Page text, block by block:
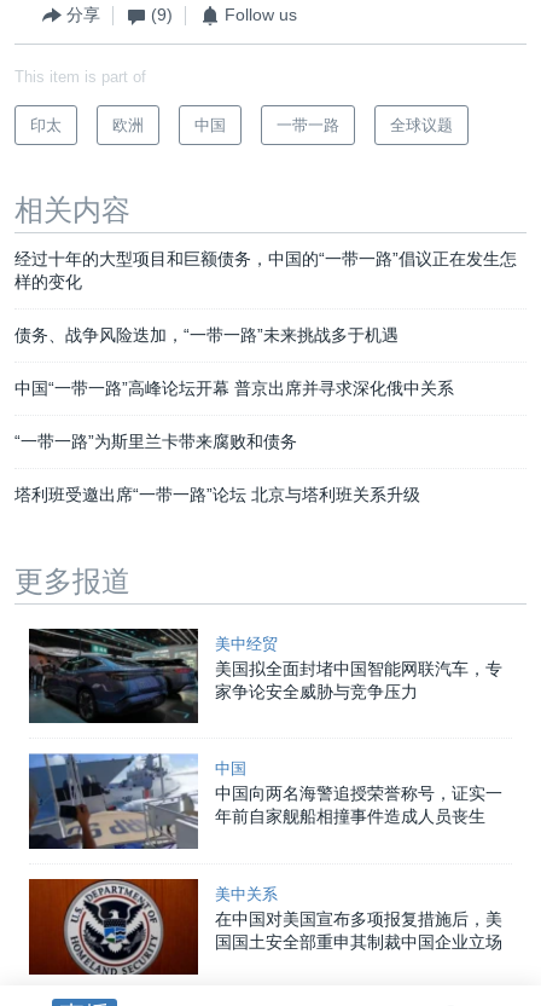
分享 (9) Follow us
This item is part of
印太 欧洲 中国 一带一路 全球议题
相关内容
经过十年的大型项目和巨额债务，中国的“一带一路”倡议正在发生怎
样的变化
债务、战争风险迭加，“一带一路”未来挑战多于机遇
中国“一带一路”高峰论坛开幕 普京出席并寻求深化俄中关系
“一带一路”为斯里兰卡带来腐败和债务
塔利班受邀出席“一带一路”论坛 北京与塔利班关系升级
更多报道
美中经贸
美国拟全面封堵中国智能网联汽车，专
家争论安全威胁与竞争压力
中国
中国向两名海警追授荣誉称号，证实一
年前自家舰船相撞事件造成人员丧生
美中关系
在中国对美国宣布多项报复措施后，美
国国土安全部重申其制裁中国企业立场